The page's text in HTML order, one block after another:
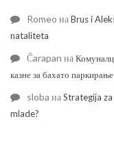
Romeo наBrus i
nataliteta
Čarapan на
казне за бахато паркирање
sloba наStrategija
mlade?